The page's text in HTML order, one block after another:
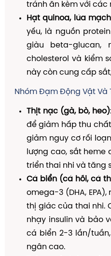
tránh ăn kèm với các
Hạt quinoa, lúa mạch
yếu, là nguồn
giàu beta-
cholesterol và kiểm
này còn cung cấp
Nhóm Đạm Động Vật Và
Thịt nạc (gà, bò, heo)
để giảm hấp thu
giảm nguy cơ rối
lượng cao, sắt heme
triển thai nhi và tăng
Cá biển (cá hồi, cá
omega-3 (DHA,
thị giác của thai nhi.
nhạy insulin và bảo
cá biển 2-3 lần/
ngân cao.